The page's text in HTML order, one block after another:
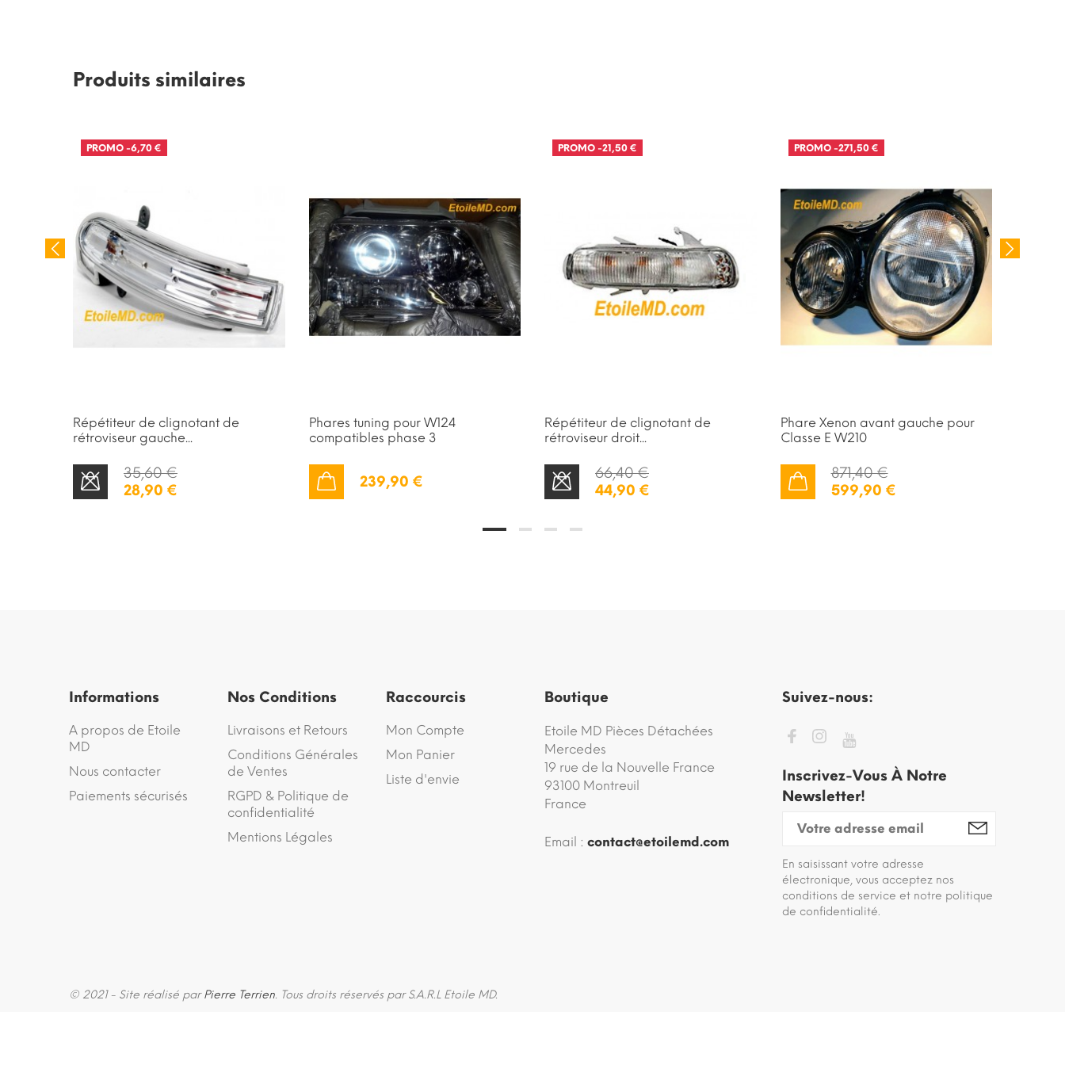
Produits similaires
PROMO -6,70 €
Répétiteur de clignotant de
rétroviseur gauche...
35,60 €
28,90 €
Phares tuning pour W124
compatibles phase 3
239,90 €
PROMO -21,50 €
Répétiteur de clignotant de
rétroviseur droit...
66,40 €
44,90 €
PROMO-271,50 €
Phare Xenon avant gauche pour
Classe E W210
871,40 €
599,90 €
Informations
A propos de Etoile
MD
Nous contacter
Paiements sécurisés
Nos Conditions
Livraisons et Retours
Conditions Générales
de Ventes
RGPD & Politique de
confidentialité
Mentions Légales
Raccourcis
Mon Compte
Mon Panier
Liste d'envie
Boutique
Etoile MD Pièces Détachées
Mercedes
19 rue de la Nouvelle France
93100 Montreuil
France
Email : contact@etoilemd.com
Suivez-nous:
Inscrivez-Vous À Notre
Newsletter!
En saisissant votre adresse
électronique, vous acceptez nos
conditions de service et notre politique
de confidentialité.
© 2021 - Site réalisé parPierre Terrien. Tous droits réservés par S.A.R.L Etoile MD.